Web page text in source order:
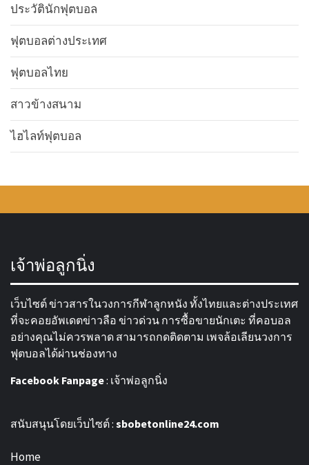
ประวัตินักฟุตบอล
ฟุตบอลต่างประเทศ
ฟุตบอลไทย
สาวข้างสนาม
ไฮไลท์ฟุตบอล
เจ้าพ่อลูกนิ่ง
เว็บไซต์ ข่าวสารในวงการกีฬาลูกหนัง ทั้งไทยและต่างประเทศ
ที่จะคอยอัพเดตข่าวลือ ข่าวด่วน การซื้อขายนักเตะ ที่คอบอล
อย่างคุณไม่ควรพลาด สามารถกดติดตาม เพจล้อเลียนวงการ
ฟุตบอลได้ผ่านช่องทาง
Facebook Fanpage: เจ้าพ่อลูกนิ่ง
สนับสนุนโดยเว็บไซต์ : sbobetonline24.com
Home